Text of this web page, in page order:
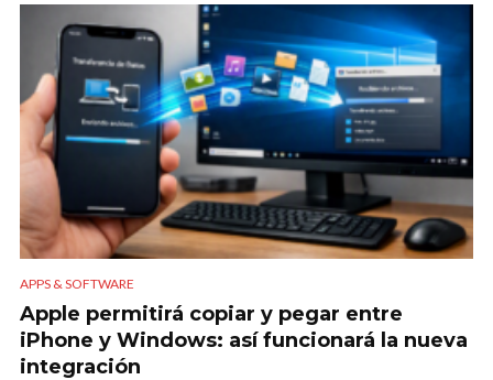
APPS & SOFTWARE
Apple permitirá copiar y pegar entre
iPhone y Windows: así funcionará la nueva
integración